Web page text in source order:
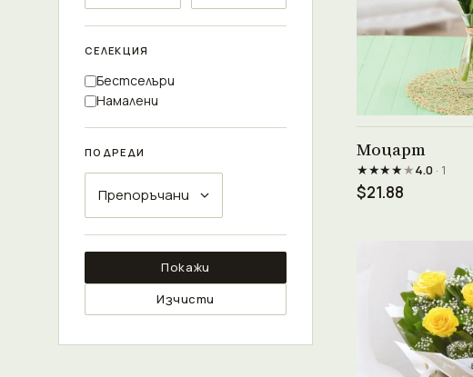
СЕЛЕКЦИЯ
Бестселъри
Намалени
ПОДРЕДИ
Покажи
Изчисти
Моцарт
★★★★★4.0· 1
$21.88